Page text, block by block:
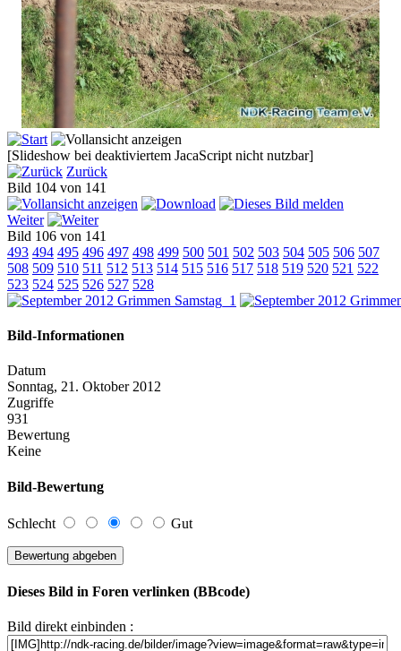
[Slideshow bei deaktiviertem JacaScript nicht nutzbar]
Zurück
Bild 104 von 141
Weiter
Bild 106 von 141
493 494 495 496 497 498 499 500 501 502 503 504 505 506 507
508 509 510 511 512 513 514 515 516 517 518 519 520 521 522
523 524 525 526 527 528
Bild-Informationen
Datum
Sonntag, 21. Oktober 2012
Zugriffe
931
Bewertung
Keine
Bild-Bewertung
Schlecht Gut
Dieses Bild in Foren verlinken (BBcode)
Bild direkt einbinden :